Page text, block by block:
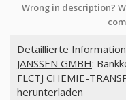
Wrong in description?
Detaillierte
JANSSEN GMBH:
FLCTJ CHEMIE-
herunterladen